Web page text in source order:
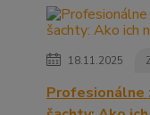
18.11.2025
Profesionálne